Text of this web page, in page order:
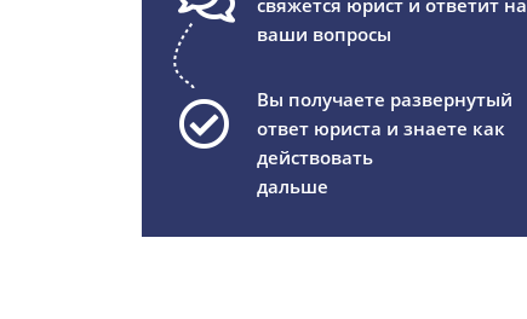
свяжется юрист и ответит на
ваши вопросы
Вы получаете развернутый
ответ юриста и знаете как
действовать
дальше